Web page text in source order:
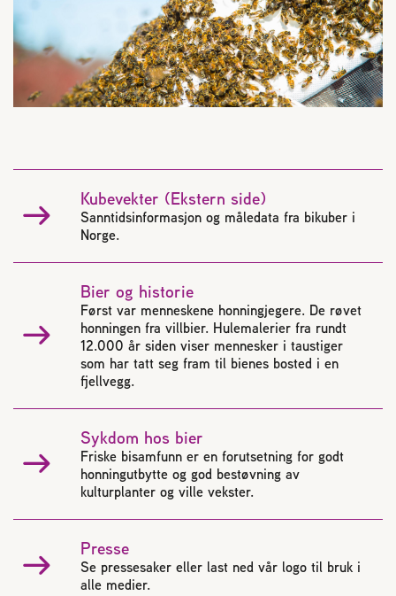
Kubevekter (Ekstern side)
Sanntidsinformasjon og måledata fra bikuber i
Norge.
Bier og historie
Først var menneskene honningjegere. De røvet
honningen fra villbier. Hulemalerier fra rundt
12.000 år siden viser mennesker i taustiger
som har tatt seg fram til bienes bosted i en
fjellvegg.
Sykdom hos bier
Friske bisamfunn er en forutsetning for godt
honningutbytte og god bestøvning av
kulturplanter og ville vekster.
Presse
Se pressesaker eller last ned vår logo til bruk i
alle medier.